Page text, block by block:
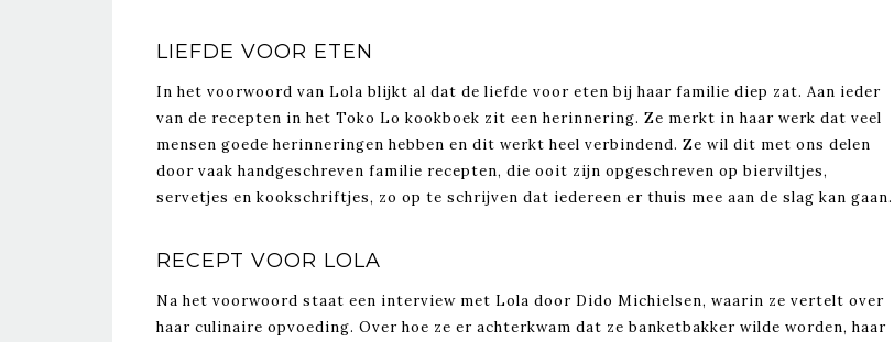
LIEFDE VOOR ETEN
In het voorwoord van Lola blijkt al dat de liefde voor eten bij haar familie diep zat. Aan ieder
van de recepten in het Toko Lo kookboek zit een herinnering. Ze merkt in haar werk dat veel
mensen goede herinneringen hebben en dit werkt heel verbindend. Ze wil dit met ons delen
door vaak handgeschreven familie recepten, die ooit zijn opgeschreven op bierviltjes,
servetjes en kookschriftjes, zo op te schrijven dat iedereen er thuis mee aan de slag kan gaan.
RECEPT VOOR LOLA
Na het voorwoord staat een interview met Lola door Dido Michielsen, waarin ze vertelt over
haar culinaire opvoeding. Over hoe ze er achterkwam dat ze banketbakker wilde worden, haar